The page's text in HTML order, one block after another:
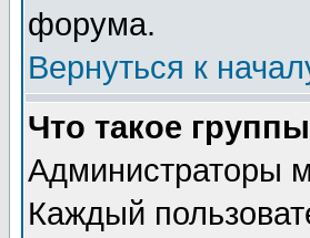
форума.
Вернуться к
Что такое
Администраторы
Каждый